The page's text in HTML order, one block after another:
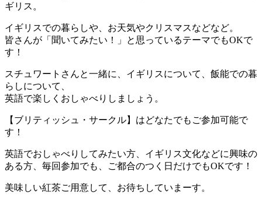
ギリス。
イギリスでの暮らしや、お天気やクリスマスなどなど。
皆さんが「聞いてみたい！」と思っているテーマでもOKで
す！
スチュワートさんと一緒に、イギリスについて、飯能での暮
らしについて、
英語で楽しくおしゃべりしましょう。
【ブリティッシュ・サークル】はどなたでもご参加可能で
す！
英語でおしゃべりしてみたい方、イギリス文化などに興味の
ある方、毎回参加でも、ご都合のつく日だけでもOKです！
美味しい紅茶ご用意して、お待ちしていまーす。